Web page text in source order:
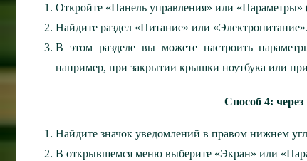
Откройте «Панель управления» или
Найдите раздел «Питание» или «Электропитание».
В этом разделе вы можете настроить
например, при закрытии крышки ноутбука или
Способ 4:
Найдите значок уведомлений в правом нижнем
В открывшемся меню выберите «Экран» или